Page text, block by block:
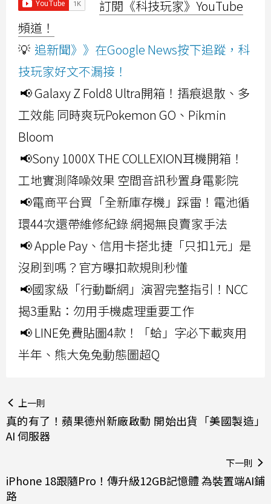
訂閱《科技玩家》YouTube
頻道！
💡 追新聞》》在Google News按下追蹤，科
技玩家好文不漏接！
📢 Galaxy Z Fold8 Ultra開箱！摺痕退散、多
工效能 同時爽玩Pokemon GO、Pikmin
Bloom
📢Sony 1000X THE COLLEXION耳機開箱！
工地實測降噪效果 空間音訊秒置身電影院
📢電商平台買「全新庫存機」踩雷！電池循
環44次還帶維修紀錄 網揭無良賣家手法
📢 Apple Pay、信用卡搭北捷「只扣1元」是
沒刷到嗎？官方曝扣款規則秒懂
📢國家級「行動斷網」演習完整指引！NCC
揭3重點：勿用手機處理重要工作
📢 LINE免費貼圖4款！「蛤」字必下載爽用
半年、熊大兔兔動態圖超Q
上一則
真的有了！蘋果德州新廠啟動 開始出貨「美國製造」
AI 伺服器
下一則
iPhone 18跟隨Pro！傳升級12GB記憶體 為裝置端AI鋪
路